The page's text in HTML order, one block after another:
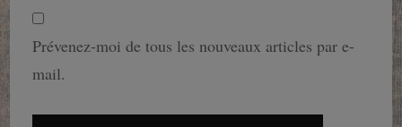
Prévenez-moi de tous les nouveaux articles par e-
mail.